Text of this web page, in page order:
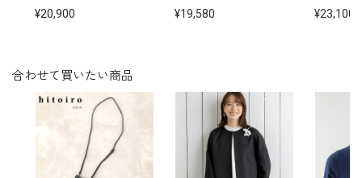
5502272-80
20,900 19,580 23,100
合わせて買いたい商品